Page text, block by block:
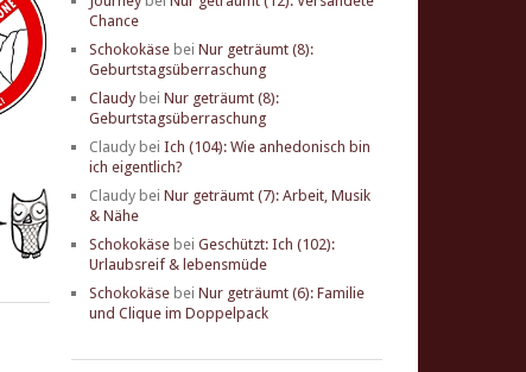
Chance
Schokokäse bei Nur geträumt (8):
Geburtstagsüberraschung
Claudy bei Nur geträumt (8):
Geburtstagsüberraschung
Claudy bei Ich (104): Wie anhedonisch bin
ich eigentlich?
Claudy bei Nur geträumt (7): Arbeit, Musik
& Nähe
Schokokäse bei Geschützt: Ich (102):
Urlaubsreif & lebensmüde
Schokokäse bei Nur geträumt (6): Familie
und Clique im Doppelpack